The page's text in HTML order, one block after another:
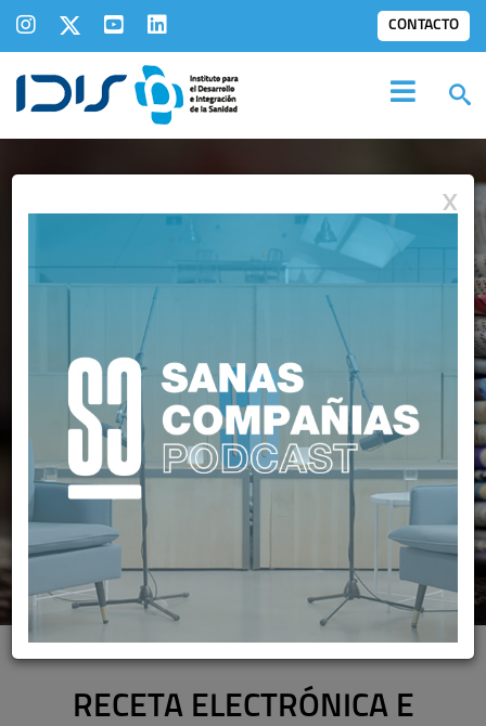
CONTACTO
IDIS EN LOSMEDIOS
RECETA ELECTRÓNICA E
X